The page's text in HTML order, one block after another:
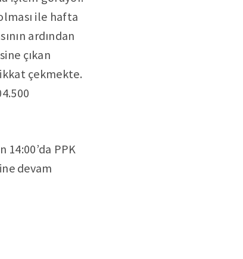
ile hafta
ardından
çıkan
çekmekte.
PPK
devam